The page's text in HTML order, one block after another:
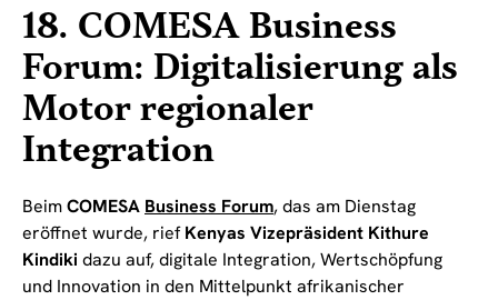
18. COMESA Business
Forum: Digitalisierung als
Motor regionaler
Integration
BeimCOMESA Business Forum, das am Dienstag
eröffnet wurde, riefKenyas Vizepräsident Kithure
Kindiki dazu auf, digitale Integration, Wertschöpfung
und Innovation in den Mittelpunkt afrikanischer